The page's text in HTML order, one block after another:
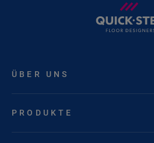
ÜBER UNS
PRODUKTE